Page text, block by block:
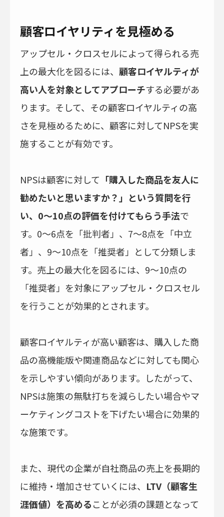
顧客ロイヤリティを見極める
アップセル・クロスセルによって得られる売
上の最大化を図るには、 顧客ロイヤルティが
高い人を対象としてアプローチする必要があ
ります。そして、その顧客ロイヤルティの高
さを見極めるために、顧客に対してNPSを実
施することが有効です。
NPSは顧客に対して 「購入した商品を友人に
勧めたいと思いますか？」という質問を行
い、0～10点の評価を付けてもらう手法で
す。0～6点を「批判者」、7～8点を「中立
者」、9～10点を「推奨者」として分類しま
す。売上の最大化を図るには、9～10点の
「推奨者」を対象にアップセル・クロスセル
を行うことが効果的とされます。
顧客ロイヤルティが高い顧客は、購入した商
品の高機能版や関連商品などに対しても関心
を示しやすい傾向があります。したがって、
NPSは施策の無駄打ちを減らしたい場合やマ
ーケティングコストを下げたい場合に効果的
な施策です。
また、現代の企業が自社商品の売上を長期的
に維持・増加させていくには、 LTV（顧客生
涯価値）を高めることが必須の課題となって